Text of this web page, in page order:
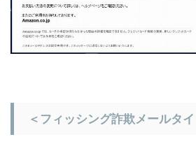
＜フィッシング詐欺メールタ